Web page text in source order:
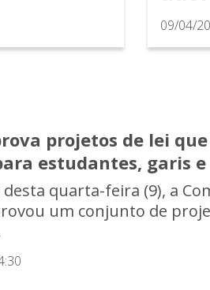
09/04/
projetos de lei
estudantes, garis e
desta quarta-feira (9), a
um conjunto de